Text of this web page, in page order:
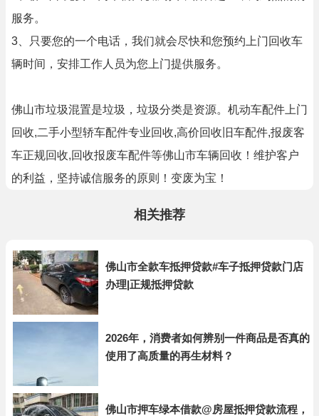
服务。
3、只要您的一个电话，我们就会尽快和您预约上门回收车
辆时间，安排工作人员为您上门提供服务。
佛山市垃圾混置是垃圾，垃圾分类是资源。机动车配件上门
回收,二手小型轿车配件专业回收,高价回收旧车配件,报废客
车正规回收,回收报废车配件等佛山市车辆回收！维护客户
的利益，坚持诚信服务的原则！变废为宝！
相关推荐
佛山市全款车抵押贷款#车子抵押贷款门店
办理|正规抵押贷款
2026年，消费者如何辨别一件商品是否真的
使用了高质量的再生材料？
佛山市押车绿本借款@房屋抵押贷款流程，